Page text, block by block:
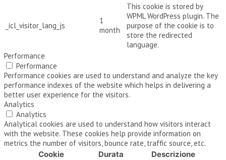
_icl_visitor_lang_js
1
month
This cookie is stored by
WPML WordPress plugin. The
purpose of the cookie is to
store the redirected
language.
Performance
Performance
Performance cookies are used to understand and analyze the key
performance indexes of the website which helps in delivering a
better user experience for the visitors.
Analytics
Analytics
Analytical cookies are used to understand how visitors interact
with the website. These cookies help provide information on
metrics the number of visitors, bounce rate, traffic source, etc.
Cookie
Durata Descrizione